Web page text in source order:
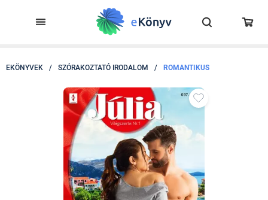
EKÖNYVEK / SZÓRAKOZTATÓ IRODALOM / ROMANTIKUS